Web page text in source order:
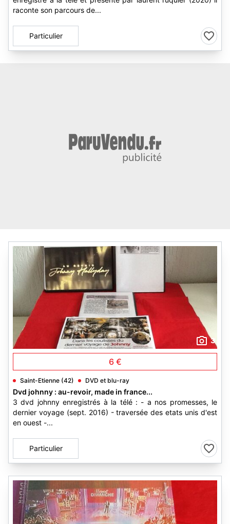
raconte son parcours de...
Particulier
3
6 €
Saint-Etienne (42) DVD et blu-ray
Dvd johnny : au-revoir, made in france...
3 dvd johnny enregistrés à la télé : - a nos promesses, le
dernier voyage (sept. 2016) - traversée des etats unis d'est
en ouest -...
Particulier